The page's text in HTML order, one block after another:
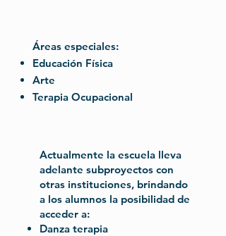
Áreas especiales:
Educación Física
Arte
Terapia Ocupacional
Actualmente la escuela lleva
adelante subproyectos con
otras instituciones, brindando
a los alumnos la posibilidad de
acceder a:
Danza terapia